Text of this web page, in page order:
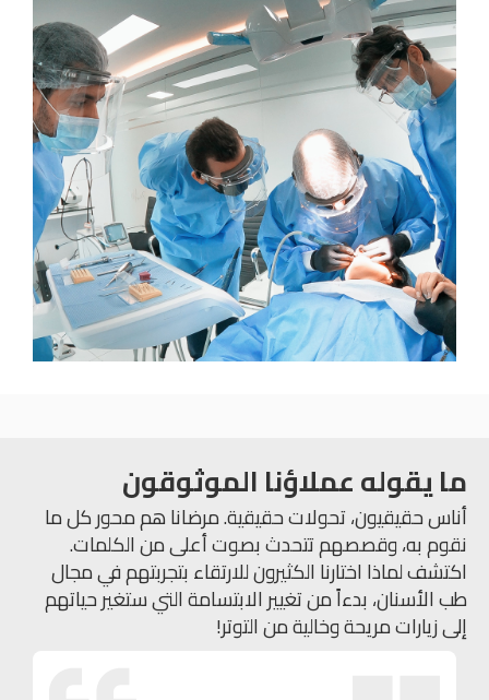
ما يقوله عملاؤنا الموثوقون
أناس حقيقيون، تحولات حقيقية. مرضانا هم محور كل ما
نقوم به، وقصصهم تتحدث بصوت أعلى من الكلمات.
اكتشف لماذا اختارنا الكثيرون للارتقاء بتجربتهم في مجال
طب الأسنان، بدءاً من تغيير الابتسامة التي ستغير حياتهم
إلى زيارات مريحة وخالية من التوتر!